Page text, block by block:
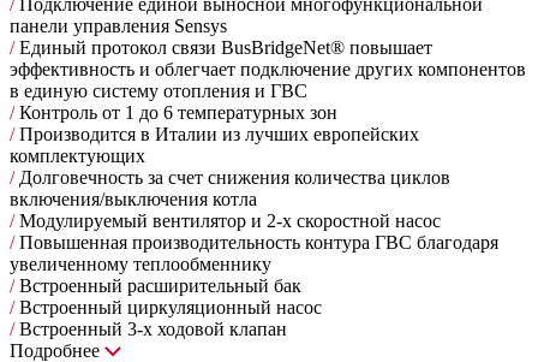
панели управления Sensys
/Единый протокол связи BusBridgeNet® повышает
эффективность и облегчает подключение других компонентов
в единую систему отопления и ГВС
/Контроль от 1 до 6 температурных зон
/Производится в Италии из лучших европейских
комплектующих
/Долговечность за счет снижения количества циклов
включения/выключения котла
/Модулируемый вентилятор и 2-х скоростной насос
/Повышенная производительность контура ГВС благодаря
увеличенному теплообменнику
/Встроенный расширительный бак
/Встроенный циркуляционный насос
/Встроенный 3-х ходовой клапан
Подробнее